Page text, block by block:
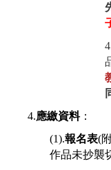
4.應繳資料：
(1).報名表(
作品未抄襲